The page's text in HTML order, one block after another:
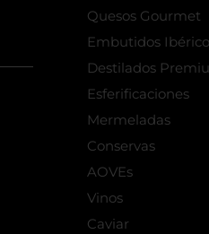
Quesos Gourmet
Embutidos
Destilados
Esferificaciones
Mermeladas
Conservas
AOVEs
Vinos
Caviar